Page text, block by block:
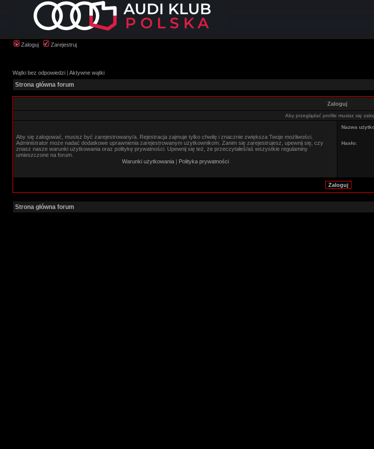
Zaloguj Zarejestruj
Wątki bez odpowiedzi | Aktywne wątki
Strona główna forum
Zaloguj
Aby przeglądać profile musisz się
Aby się zalogować, musisz być zarejestrowany/a. Rejestracja zajmuje tylko chwilę i znacznie zwiększa Twoje możliwości.
Administrator może nadać dodatkowe uprawnienia zarejestrowanym użytkownikom. Zanim się zarejestrujesz, upewnij się, czy
znasz nasze warunki użytkowania oraz politykę prywatności. Upewnij się też, że przeczytałeś/aś wszystkie regulaminy
umieszczone na forum.
Warunki użytkowania| Polityka prywatności
Nazwa
Hasło:
Strona główna forum